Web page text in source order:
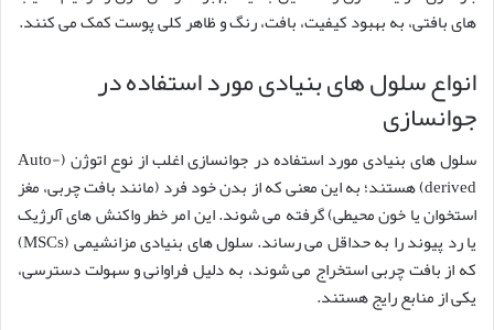
های بافتی، به بهبود کیفیت، بافت، رنگ و ظاهر کلی پوست کمک می کنند.
انواع سلول های بنیادی مورد استفاده در
جوانسازی
سلول های بنیادی مورد استفاده در جوانسازی اغلب از نوع اتوژن (Auto-
derived) هستند؛ به این معنی که از بدن خود فرد (مانند بافت چربی، مغز
استخوان یا خون محیطی) گرفته می شوند. این امر خطر واکنش های آلرژیک
یا رد پیوند را به حداقل می رساند. سلول های بنیادی مزانشیمی (MSCs)
که از بافت چربی استخراج می شوند، به دلیل فراوانی و سهولت دسترسی،
یکی از منابع رایج هستند.